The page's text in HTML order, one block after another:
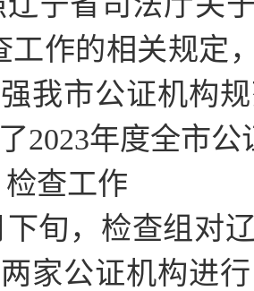
工作的相关规定
我市公证机构
2023年度全市公
检查工作
下旬，检查组对
两家公证机构进